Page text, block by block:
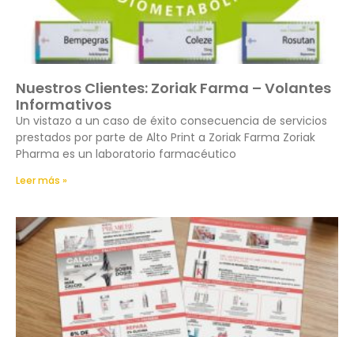
Nuestros Clientes: Zoriak Farma – Volantes
Informativos
Un vistazo a un caso de éxito consecuencia de servicios
prestados por parte de Alto Print a Zoriak Farma Zoriak
Pharma es un laboratorio farmacéutico
Leer más »